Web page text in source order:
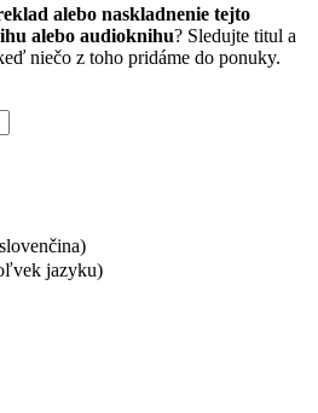
alebo naskladnenie tejto
alebo audioknihu? Sledujte titul a
niečo z toho pridáme do ponuky.
jazyku)